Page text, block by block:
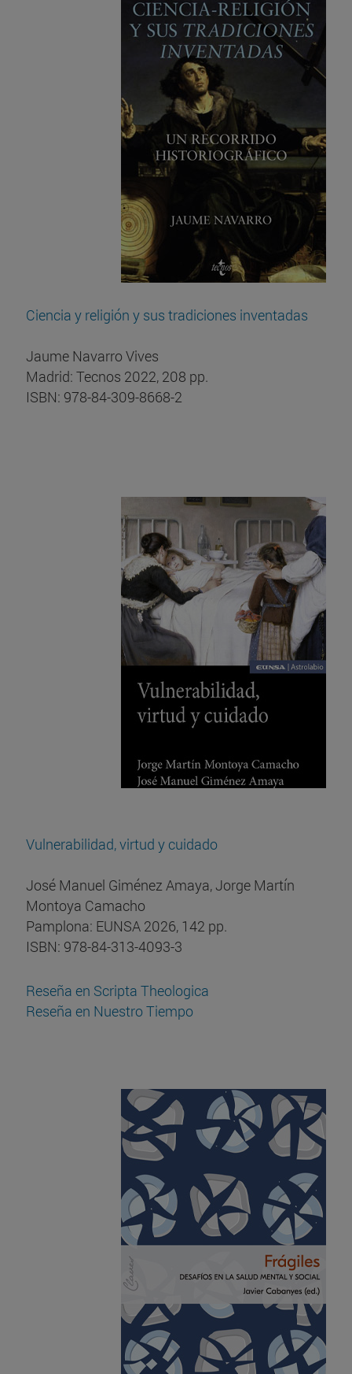
Ciencia y religión y sus tradiciones inventadas
Jaume Navarro Vives
Madrid: Tecnos 2022, 208 pp.
ISBN: 978-84-309-8668-2
Vulnerabilidad, virtud y cuidado
José Manuel Giménez Amaya, Jorge Martín
Montoya Camacho
Pamplona: EUNSA 2026, 142 pp.
ISBN: 978-84-313-4093-3
Reseña en Scripta Theologica
Reseña en Nuestro Tiempo